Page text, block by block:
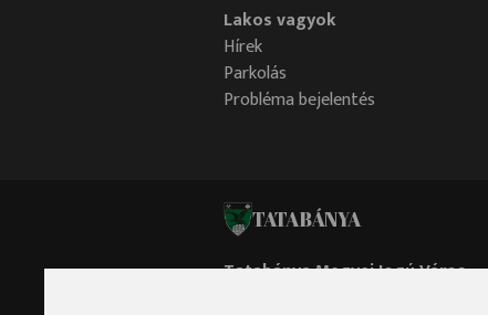
Lakos vagyok
Hírek
Parkolás
Probléma bejelentés
TATABÁNYA
Tatabánya Megyei Jogú Város